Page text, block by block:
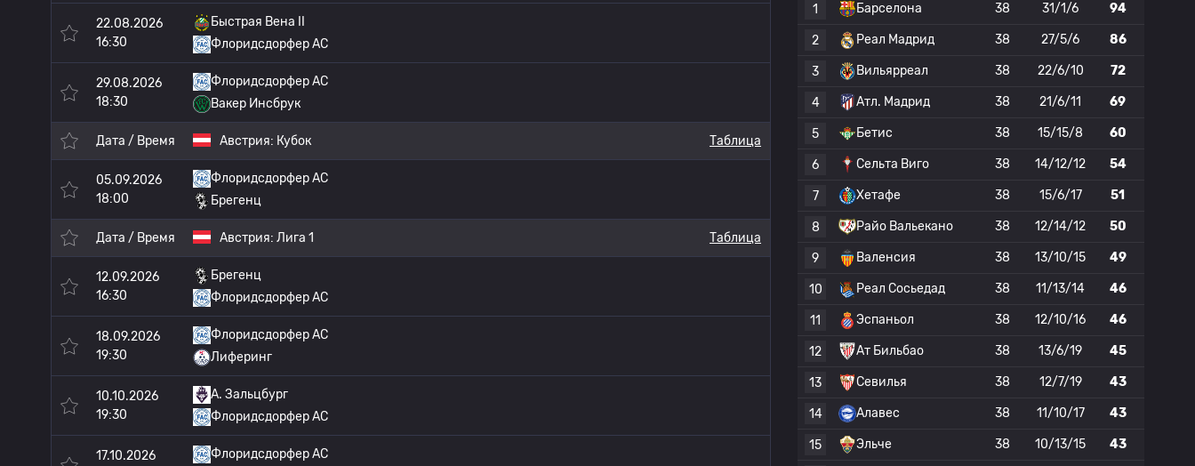
22.08.2026
16:30
Быстрая Вена II
Флоридсдорфер АС
29.08.2026
18:30
Флоридсдорфер АС
Вакер Инсбрук
Дата / Время Австрия: Кубок Таблица
05.09.2026
18:00
Флоридсдорфер АС
Брегенц
Дата / Время Австрия: Лига 1 Таблица
12.09.2026
16:30
Брегенц
Флоридсдорфер АС
18.09.2026
19:30
Флоридсдорфер АС
Лиферинг
10.10.2026
19:30
A. Зальцбург
Флоридсдорфер АС
17.10.2026
Флоридсдорфер АС
1
Барселона 38 31/1/6 94
2 Реал Мадрид 38 27/5/6 86
3 Вильярреал 38 22/6/10 72
4 Атл. Мадрид 38 21/6/11 69
5 Бетис 38 15/15/8 60
6 Сельта Виго 38 14/12/12 54
7 Хетафе 38 15/6/17 51
8 Райо Вальекано 38 12/14/12 50
9 Валенсия 38 13/10/15 49
10 Реал Сосьедад 38 11/13/14 46
11 Эспаньол 38 12/10/16 46
12 Ат Бильбао 38 13/6/19 45
13 Севилья 38 12/7/19 43
14 Алавес 38 11/10/17 43
15 Эльче 38 10/13/15 43